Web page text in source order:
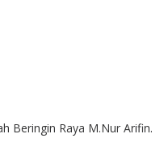
Beringin Raya M.Nur Arifin.